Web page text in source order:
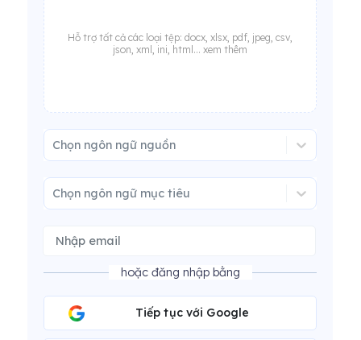
Hỗ trợ tất cả các loại tệp: docx, xlsx, pdf, jpeg, csv,
json, xml, ini, html... xem thêm
Chọn ngôn ngữ nguồn
Chọn ngôn ngữ mục tiêu
hoặc đăng nhập bằng
Tiếp tục với Google